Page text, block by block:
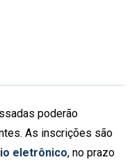
poderão
As inscrições são
eletrônico, no prazo